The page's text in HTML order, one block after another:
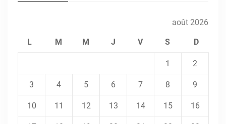
août 2026
L M M J V S D
1 2
3 4 5 6 7 8 9
10 11 12 13 14 15 16